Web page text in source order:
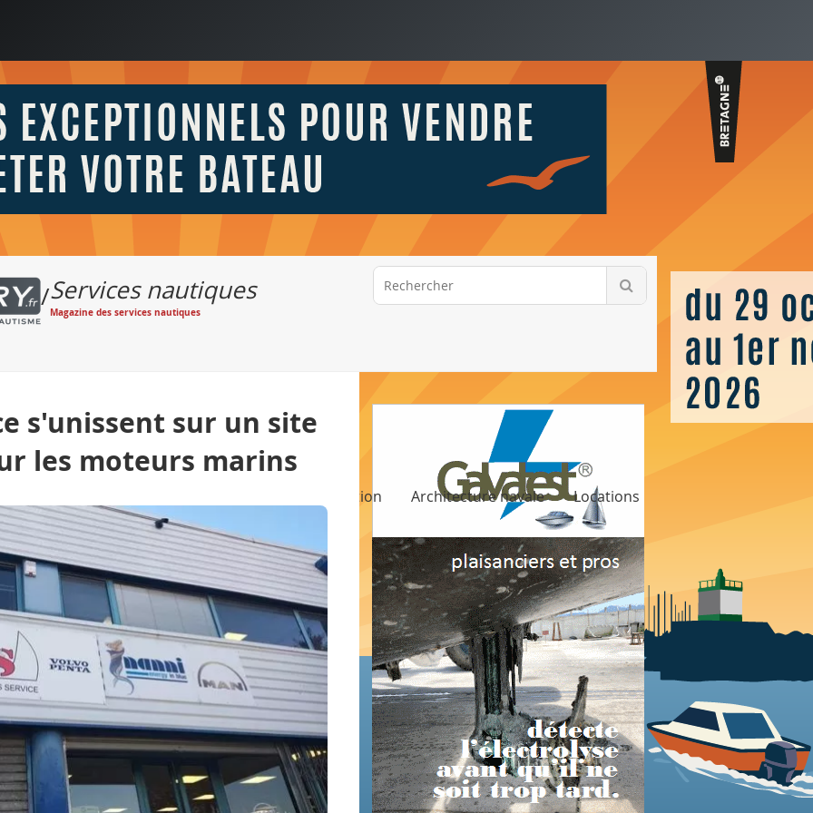
/Services nautiques
Magazine des services nautiques
Emploi - Formation Architecture navale Locations
s'unissent sur un site
les moteurs marins